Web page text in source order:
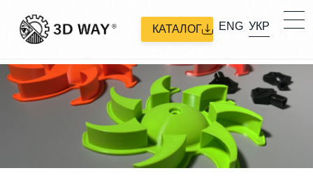
КАТАЛОГ ENG УКР